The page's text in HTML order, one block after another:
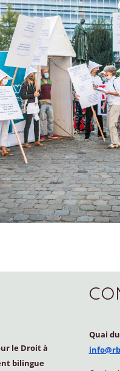
le Droit à
bilingue
Quai